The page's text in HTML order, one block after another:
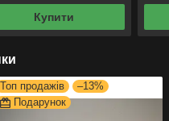
Купити
Топ продажів
–13%
Подарунок